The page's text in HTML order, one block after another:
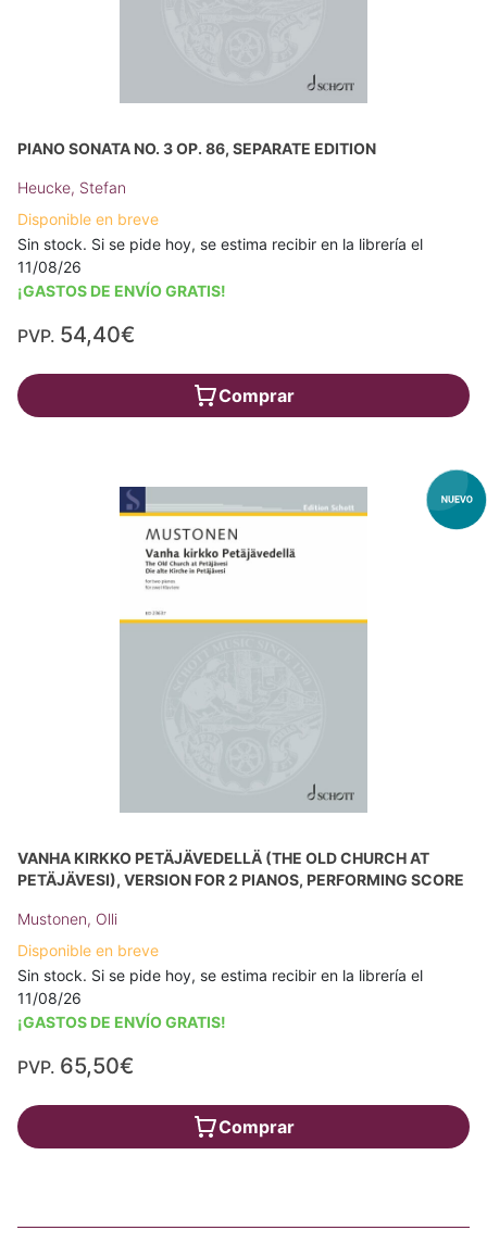
PIANO SONATA NO. 3 OP. 86, SEPARATE EDITION
Heucke, Stefan
Disponible en breve
Sin stock. Si se pide hoy, se estima recibir en la librería el
11/08/26
¡GASTOS DE ENVÍO GRATIS!
PVP. 54,40€
Comprar
VANHA KIRKKO PETÄJÄVEDELLÄ (THE OLD CHURCH AT
PETÄJÄVESI), VERSION FOR 2 PIANOS, PERFORMING SCORE
Mustonen, Olli
Disponible en breve
Sin stock. Si se pide hoy, se estima recibir en la librería el
11/08/26
¡GASTOS DE ENVÍO GRATIS!
PVP. 65,50€
Comprar